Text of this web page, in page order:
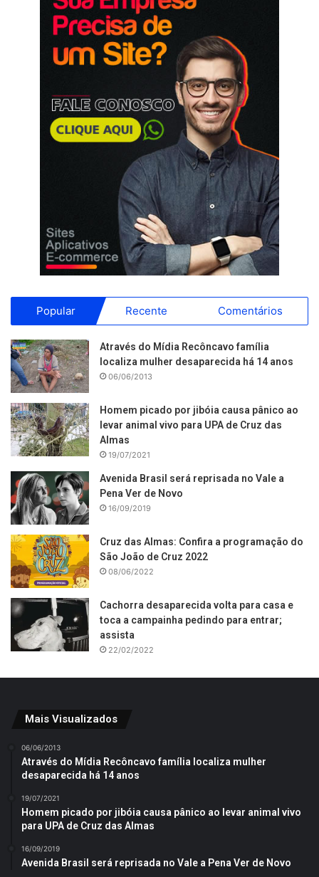
Popular Recente Comentários
Através do Mídia Recôncavo família
localiza mulher desaparecida há 14 anos
06/06/2013
Homem picado por jibóia causa pânico ao
levar animal vivo para UPA de Cruz das
Almas
19/07/2021
Avenida Brasil será reprisada no Vale a
Pena Ver de Novo
16/09/2019
Cruz das Almas: Confira a programação do
São João de Cruz 2022
08/06/2022
Cachorra desaparecida volta para casa e
toca a campainha pedindo para entrar;
assista
22/02/2022
Mais Visualizados
06/06/2013
Através do Mídia Recôncavo família localiza mulher
desaparecida há 14 anos
19/07/2021
Homem picado por jibóia causa pânico ao levar animal vivo
para UPA de Cruz das Almas
16/09/2019
Avenida Brasil será reprisada no Vale a Pena Ver de Novo